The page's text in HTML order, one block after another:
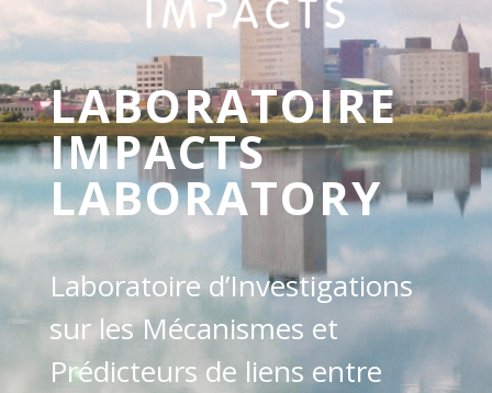
LABORATOIRE
IMPACTS
LABORATORY
Laboratoire d’Investigations
sur les Mécanismes et
Prédicteurs de liens entre